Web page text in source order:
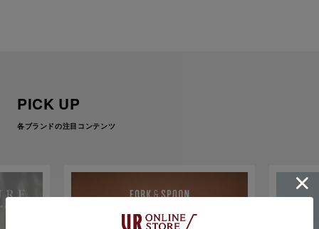
PICK UP
各ブランドの注目コンテンツ